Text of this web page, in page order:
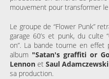
mouvement pour transformer
Le groupe de “Flower Punk”
garage 60’s et punk, du culte
on”. La bande tourne en
album "Satan's graffiti or
Lennon et Saul Adamczewski
sa production.